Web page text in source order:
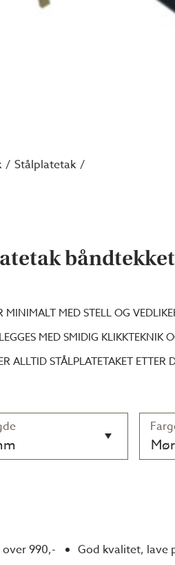
Stålplatetak
MINIMALT MED STELL OG
MED SMIDIG KLIKKTEKNIK
ALLTID STÅLPLATETAKET ETTER
990,- God kvalitet, lave